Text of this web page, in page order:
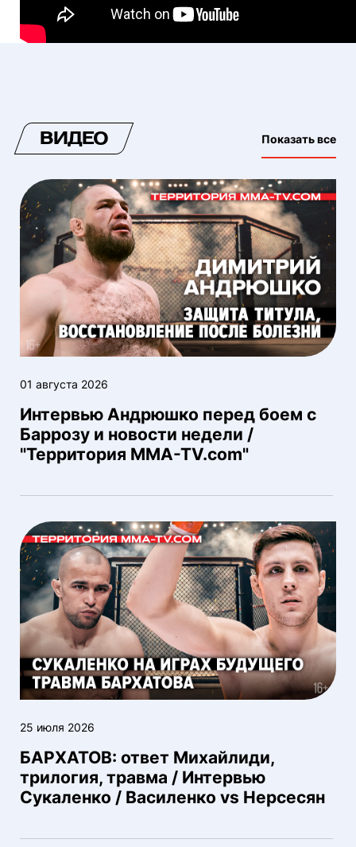
ВИДЕО Показать все
01 августа 2026
Интервью Андрюшко перед боем с
Баррозу и новости недели /
"Территория MMA-TV.com"
25 июля 2026
БАРХАТОВ: ответ Михайлиди,
трилогия, травма / Интервью
Сукаленко / Василенко vs Нерсесян